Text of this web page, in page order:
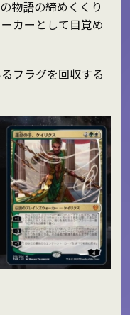
物語の締めくくり
カーとして目覚め
フラグを回収する